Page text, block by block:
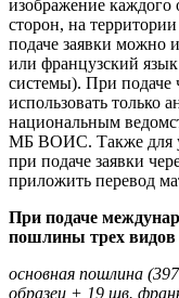
изображение каждого
сторон, на
пода­че заявки можно
или французский
системы). При подаче
использовать только
националь­ным
МБ ВОИС. Также для
при подаче заявки
приложить перевод
При подаче
пошлины трех
основная пошлина
образец + 19 шв.